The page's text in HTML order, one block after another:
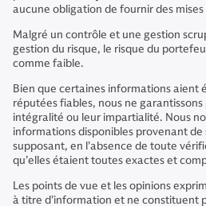
aucune obligation de fournir des
Malgré un contrôle et une gestion
gestion du risque, le risque du
comme faible.
Bien que certaines informations aient
réputées fiables, nous ne
intégralité ou leur impartialité. Nous
informations disponibles provenant de
supposant, en l’absence de toute
qu’elles étaient toutes exactes et
Les points de vue et les opinions
à titre d’information et ne constituent